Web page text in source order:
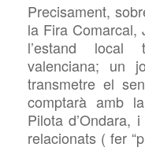
Precisament,
la Fira Comarcal,
l’estand
valenciana; un
transmetre el
comptarà amb
Pilota d’Ondara,
relacionats ( fer “